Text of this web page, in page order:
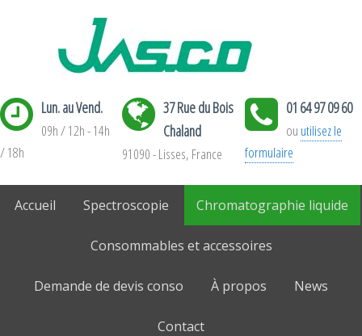
Lun. au Vend.
09h / 12h - 14h
/ 18h
37 Rue du Bois
Chaland
91090 - Lisses, France
01 64 97 09 60
ou utilisez le
formulaire
Accueil Spectroscopie Chromatographie liquide
Consommables et accessoires
Demande de devis conso À propos News
Contact